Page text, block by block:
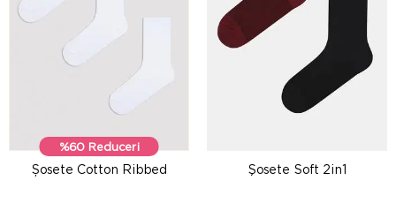
%60 Reduceri
Șosete Cotton Ribbed Şosete Soft 2in1